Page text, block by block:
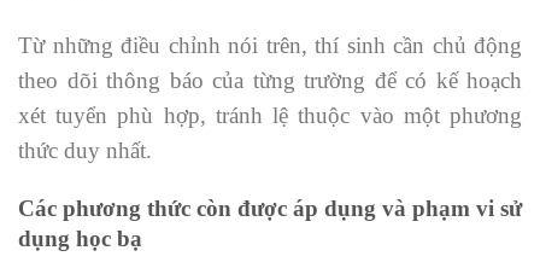
Từ những điều chỉnh nói trên, thí sinh cần chủ động
theo dõi thông báo của từng trường để có kế hoạch
xét tuyển phù hợp, tránh lệ thuộc vào một phương
thức duy nhất.
Các phương thức còn được áp dụng và phạm vi sử
dụng học bạ